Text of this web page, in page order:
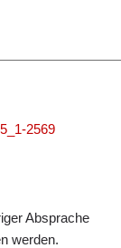
2569
Absprache
werden.